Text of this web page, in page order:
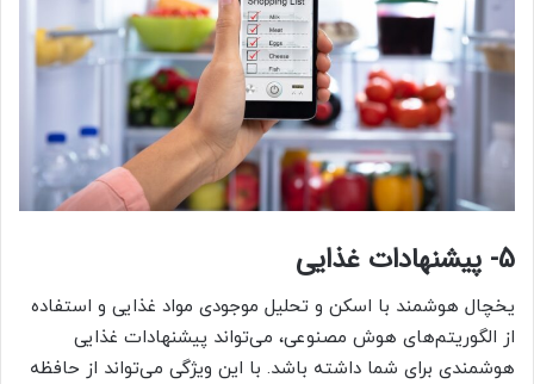
5- پیشنهادات غذایی
یخچال هوشمند با اسکن و تحلیل موجودی مواد غذایی و استفاده
از الگوریتم‌های هوش مصنوعی، می‌تواند پیشنهادات غذایی
هوشمندی برای شما داشته باشد. با این ویژگی می‌تواند از حافظه